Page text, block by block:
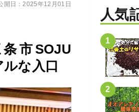
市SOJU
な入口
開日：2025年12月01日
人気